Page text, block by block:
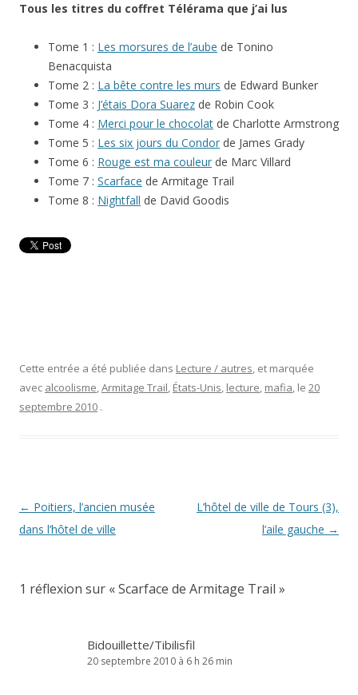
Tous les titres du coffret Télérama que j’ai lus
Tome 1 : Les morsures de l’aube de Tonino
Benacquista
Tome 2 : La bête contre les murs de Edward Bunker
Tome 3 : J’étais Dora Suarez de Robin Cook
Tome 4 : Merci pour le chocolat de Charlotte Armstrong
Tome 5 : Les six jours du Condor de James Grady
Tome 6 : Rouge est ma couleur de Marc Villard
Tome 7 : Scarface de Armitage Trail
Tome 8 : Nightfall de David Goodis
Cette entrée a été publiée dans Lecture / autres, et marquée
avec alcoolisme,Armitage Trail, États-Unis, lecture, mafia, le 20
septembre 2010 .
Navigation
des
← Poitiers, l’ancien musée
dans l’hôtel de ville
L’hôtel de ville de Tours (3),
l’aile gauche →
1 réflexion sur «Scarface de Armitage Trail »
Bidouillette/Tibilisfil
20 septembre 2010 à 6 h 26 min